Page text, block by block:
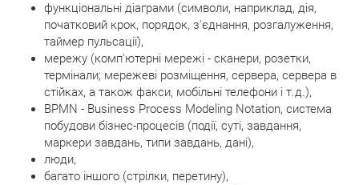
функціональні діаграми (символи, наприклад, дія,
початковий крок, порядок, з'єднання, розгалуження,
таймер пульсації),
мережу (комп'ютерні мережі - сканери, розетки,
термінали; мережеві розміщення, сервера, сервера в
стійках, а також факси, мобільні телефони і т.д.),
BPMN - Business Process Modeling Notation, система
побудови бізнес-процесів (події, суті, завдання,
маркери завдань, типи завдань, дані),
люди,
багато іншого (стрілки, перетину),